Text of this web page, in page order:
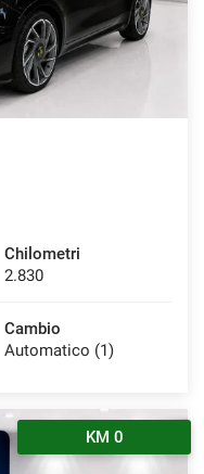
Chilometri
2.830
Cambio
Automatico (1)
KM 0